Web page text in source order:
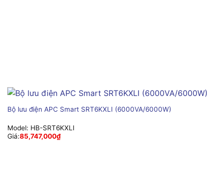
Bộ lưu điện APC Smart SRT6KXLI (6000VA/6000W)
Model: HB-SRT6KXLI
Giá:85,747,000₫